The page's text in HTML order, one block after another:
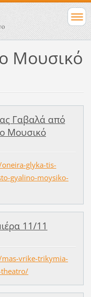
Μουσικό
Γαβαλά από
Μουσικό
glyka-tis-
gyalino-moysiko-
11/11
vrike-trikymia-